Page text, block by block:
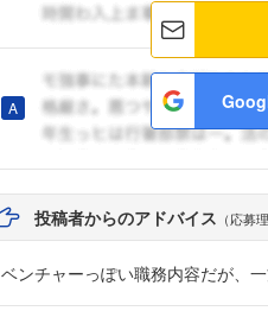
投稿者からのアドバイス （応募
ベンチャーっぽい職務内容だが、